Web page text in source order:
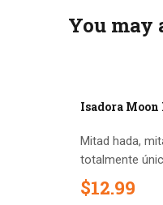
You may
Isadora
Mitad hada,
totalmente
$12.99